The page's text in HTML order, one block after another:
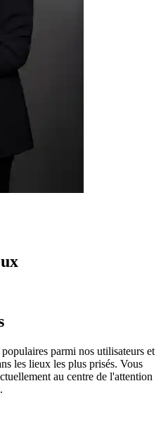
parmi nos utilisateurs et
les lieux les plus prisés. Vous
au centre de l'attention